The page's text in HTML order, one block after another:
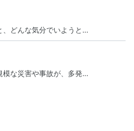
、どんな気分でいようと…
模な災害や事故が、多発…